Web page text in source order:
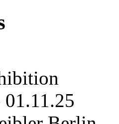
01.11.25